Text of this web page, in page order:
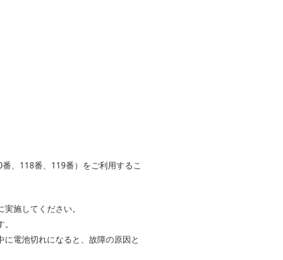
、118番、119番）をご利用するこ
施してください。
電池切れになると、故障の原因と